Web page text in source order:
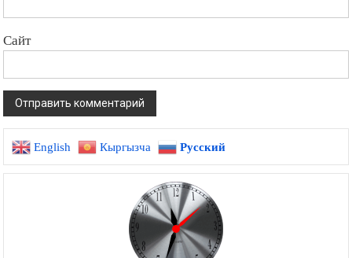
Сайт
English Кыргызча Русский